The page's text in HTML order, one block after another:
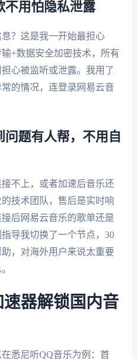
不用怕隐私泄露
？这是我一开始最担心
+数据安全加密技术，所有
心被监听或泄露。我用了
的情况，连登录网易云音
题有人帮，不用自
不上，或者加速后音乐还
技术团队，售后是实时响
后网易云音乐的歌单还是
导我切换了一个节点，30
，对海外用户来说太重要
器解锁国内音
悉尼听QQ音乐为例：首